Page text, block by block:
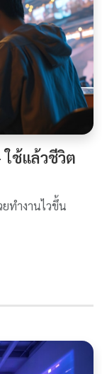
ใช้แล้วชีวิต
ทำงานไวขึ้น